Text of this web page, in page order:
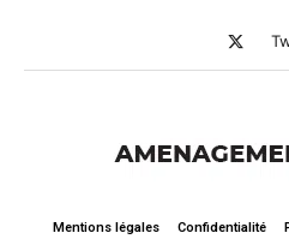
Mentions légales Confidentialité